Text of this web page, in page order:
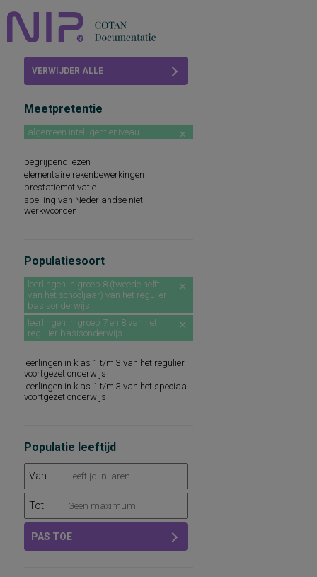
VERWIJDER ALLE
Meetpretentie
algemeen intelligentieniveau
begrijpend lezen
elementaire rekenbewerkingen
prestatiemotivatie
spelling van Nederlandse niet-
werkwoorden
Populatiesoort
leerlingen in groep 8 (tweede helft
van het schooljaar) van het regulier
basisonderwijs
leerlingen in groep 7 en 8 van het
regulier basisonderwijs
leerlingen in klas 1 t/m 3 van het regulier
voortgezet onderwijs
leerlingen in klas 1 t/m 3 van het speciaal
voortgezet onderwijs
Populatie leeftijd
Van:
Tot:
PAS TOE